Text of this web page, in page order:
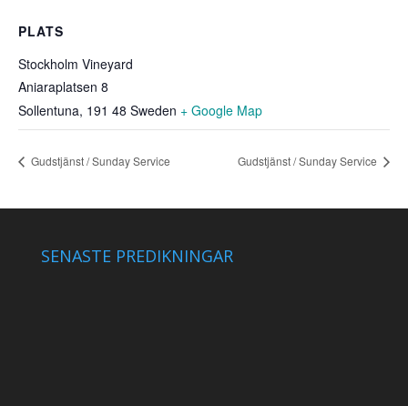
PLATS
Stockholm Vineyard
Aniaraplatsen 8
Sollentuna, 191 48 Sweden + Google Map
Gudstjänst / Sunday Service Gudstjänst / Sunday Service
SENASTE PREDIKNINGAR